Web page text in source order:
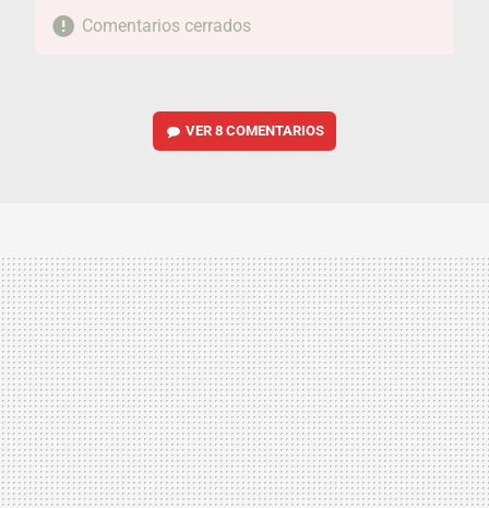
Comentarios cerrados
VER8 COMENTARIOS